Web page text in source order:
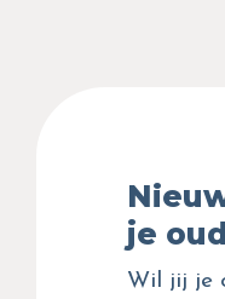
je
Wil jij je